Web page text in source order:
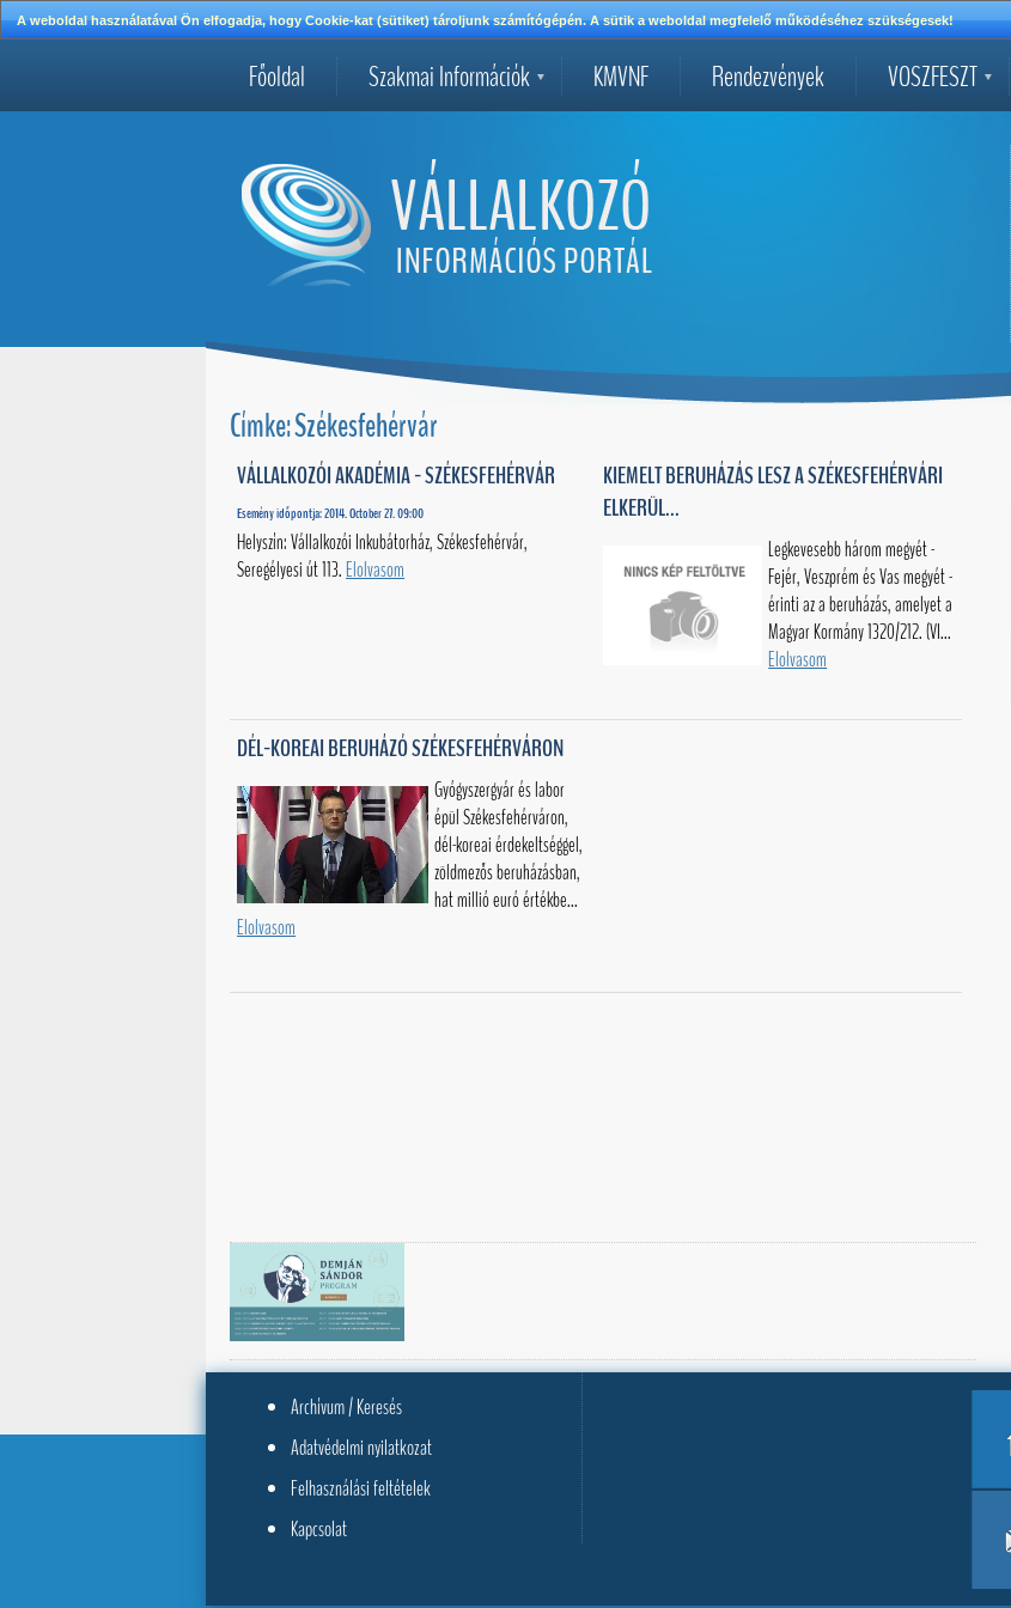
A weboldal használatával Ön elfogadja, hogy Cookie-kat (sütiket) tároljunk számítógépén. A sütik a weboldal megfelelő működéséhez szükségesek!
Főoldal Szakmai Információk KMVNF Rendezvények VOSZFESZT
Címke: Székesfehérvár
VÁLLALKOZÓI AKADÉMIA - SZÉKESFEHÉRVÁR
Esemény időpontja: 2014. October 27. 09:00
Helyszín: Vállalkozói Inkubátorház, Székesfehérvár,
Seregélyesi út 113. Elolvasom
KIEMELT BERUHÁZÁS LESZ A SZÉKESFEHÉRVÁRI
ELKERÜL...
Legkevesebb három megyét -
Fejér, Veszprém és Vas megyét -
érinti az a beruházás, amelyet a
Magyar Kormány 1320/212. (VI...
Elolvasom
DÉL-KOREAI BERUHÁZÓ SZÉKESFEHÉRVÁRON
Gyógyszergyár és labor
épül Székesfehérváron,
dél-koreai érdekeltséggel,
zöldmezős beruházásban,
hat millió euró értékbe...
Elolvasom
Archívum / Keresés
Adatvédelmi nyilatkozat
Felhasználási feltételek
Kapcsolat